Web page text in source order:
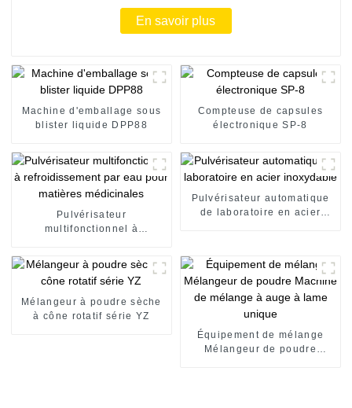
En savoir plus
Machine d'emballage sous
blister liquide DPP88
Compteuse de capsules
électronique SP-8
Pulvérisateur
multifonctionnel à
pour matières médicinales
Pulvérisateur automatique
de laboratoire en acier
Mélangeur à poudre sèche
à cône rotatif série YZ
Équipement de mélange
Mélangeur de poudre